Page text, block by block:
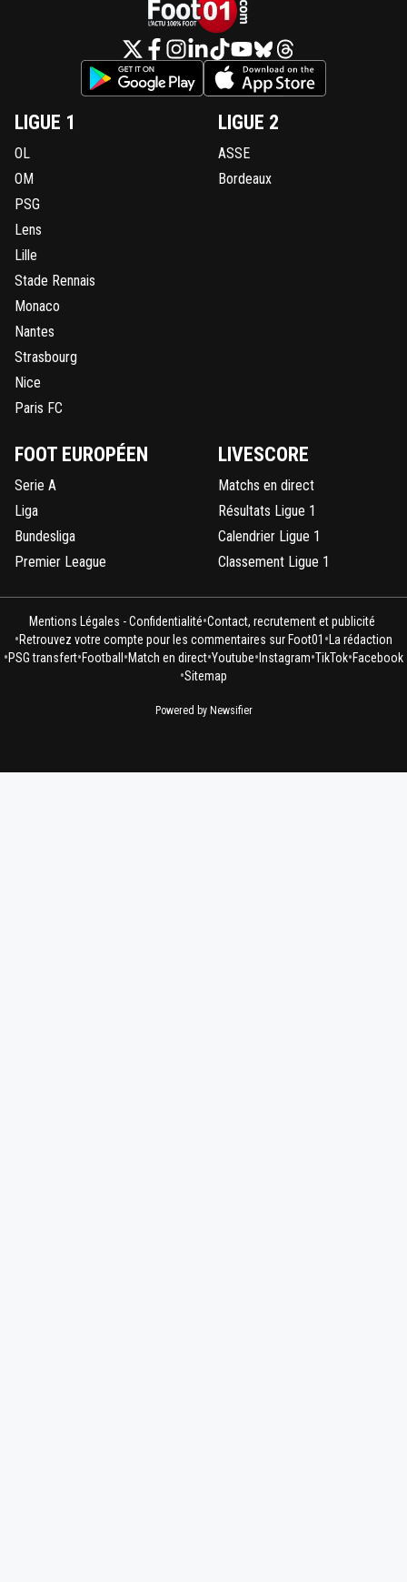
LIGUE 1
OL
OM
PSG
Lens
Lille
Stade Rennais
Monaco
Nantes
Strasbourg
Nice
Paris FC
LIGUE 2
ASSE
Bordeaux
FOOT EUROPÉEN
Serie A
Liga
Bundesliga
Premier League
LIVESCORE
Matchs en direct
Résultats Ligue 1
Calendrier Ligue 1
Classement Ligue 1
Mentions Légales - Confidentialité•Contact, recrutement et publicité
•Retrouvez votre compte pour les commentaires sur Foot01 •La rédaction
•PSG transfert•Football•Match en direct•Youtube•Instagram•TikTok•Facebook
•Sitemap
Powered by Newsifier